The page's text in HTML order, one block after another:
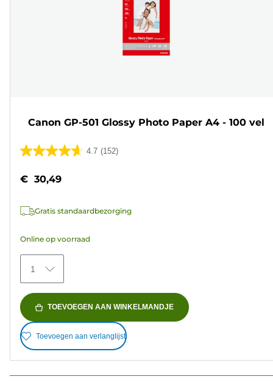
Canon GP-501 Glossy Photo Paper A4 - 100 vel
4.7 (152)
4.7
de
sterren.
beoordelingen
€ 30,49
Gratis standaardbezorging
Online op voorraad
1
TOEVOEGEN AAN WINKELMANDJE
Toevoegen aan verlanglijst